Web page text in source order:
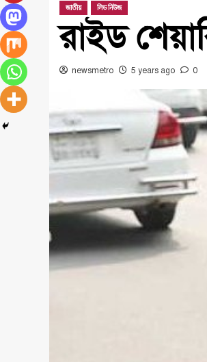
জাতীয় লিড নিউজ
রাইড
newsmetro 5 years ago 0